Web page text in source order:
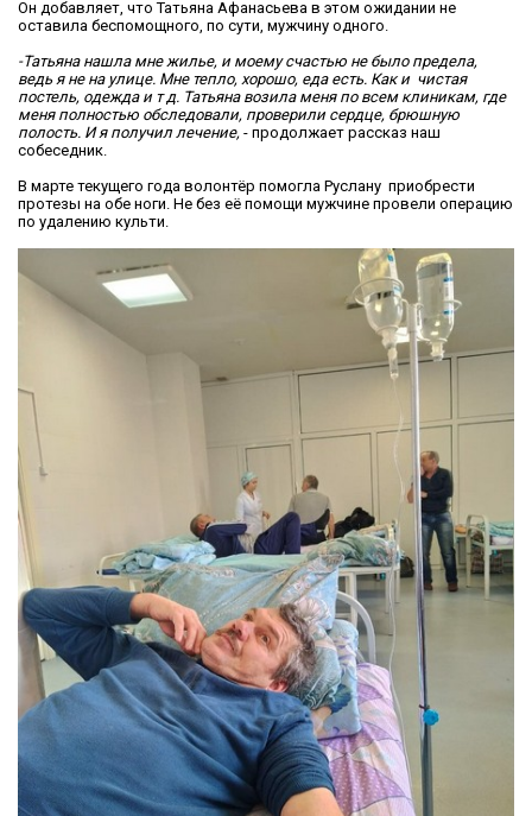
Он добавляет, что Татьяна Афанасьева в этом ожидании не
оставила беспомощного, по сути, мужчину одного.
-Татьяна нашла мне жилье, и моему счастью не было предела,
ведь я не на улице. Мне тепло, хорошо, еда есть. Как и чистая
постель, одежда и т д. Татьяна возила меня по всем клиникам, где
меня полностью обследовали, проверили сердце, брюшную
полость. И я получил лечение, - продолжает рассказ наш
собеседник.
В марте текущего года волонтёр помогла Руслану приобрести
протезы на обе ноги. Не без её помощи мужчине провели операцию
по удалению культи.